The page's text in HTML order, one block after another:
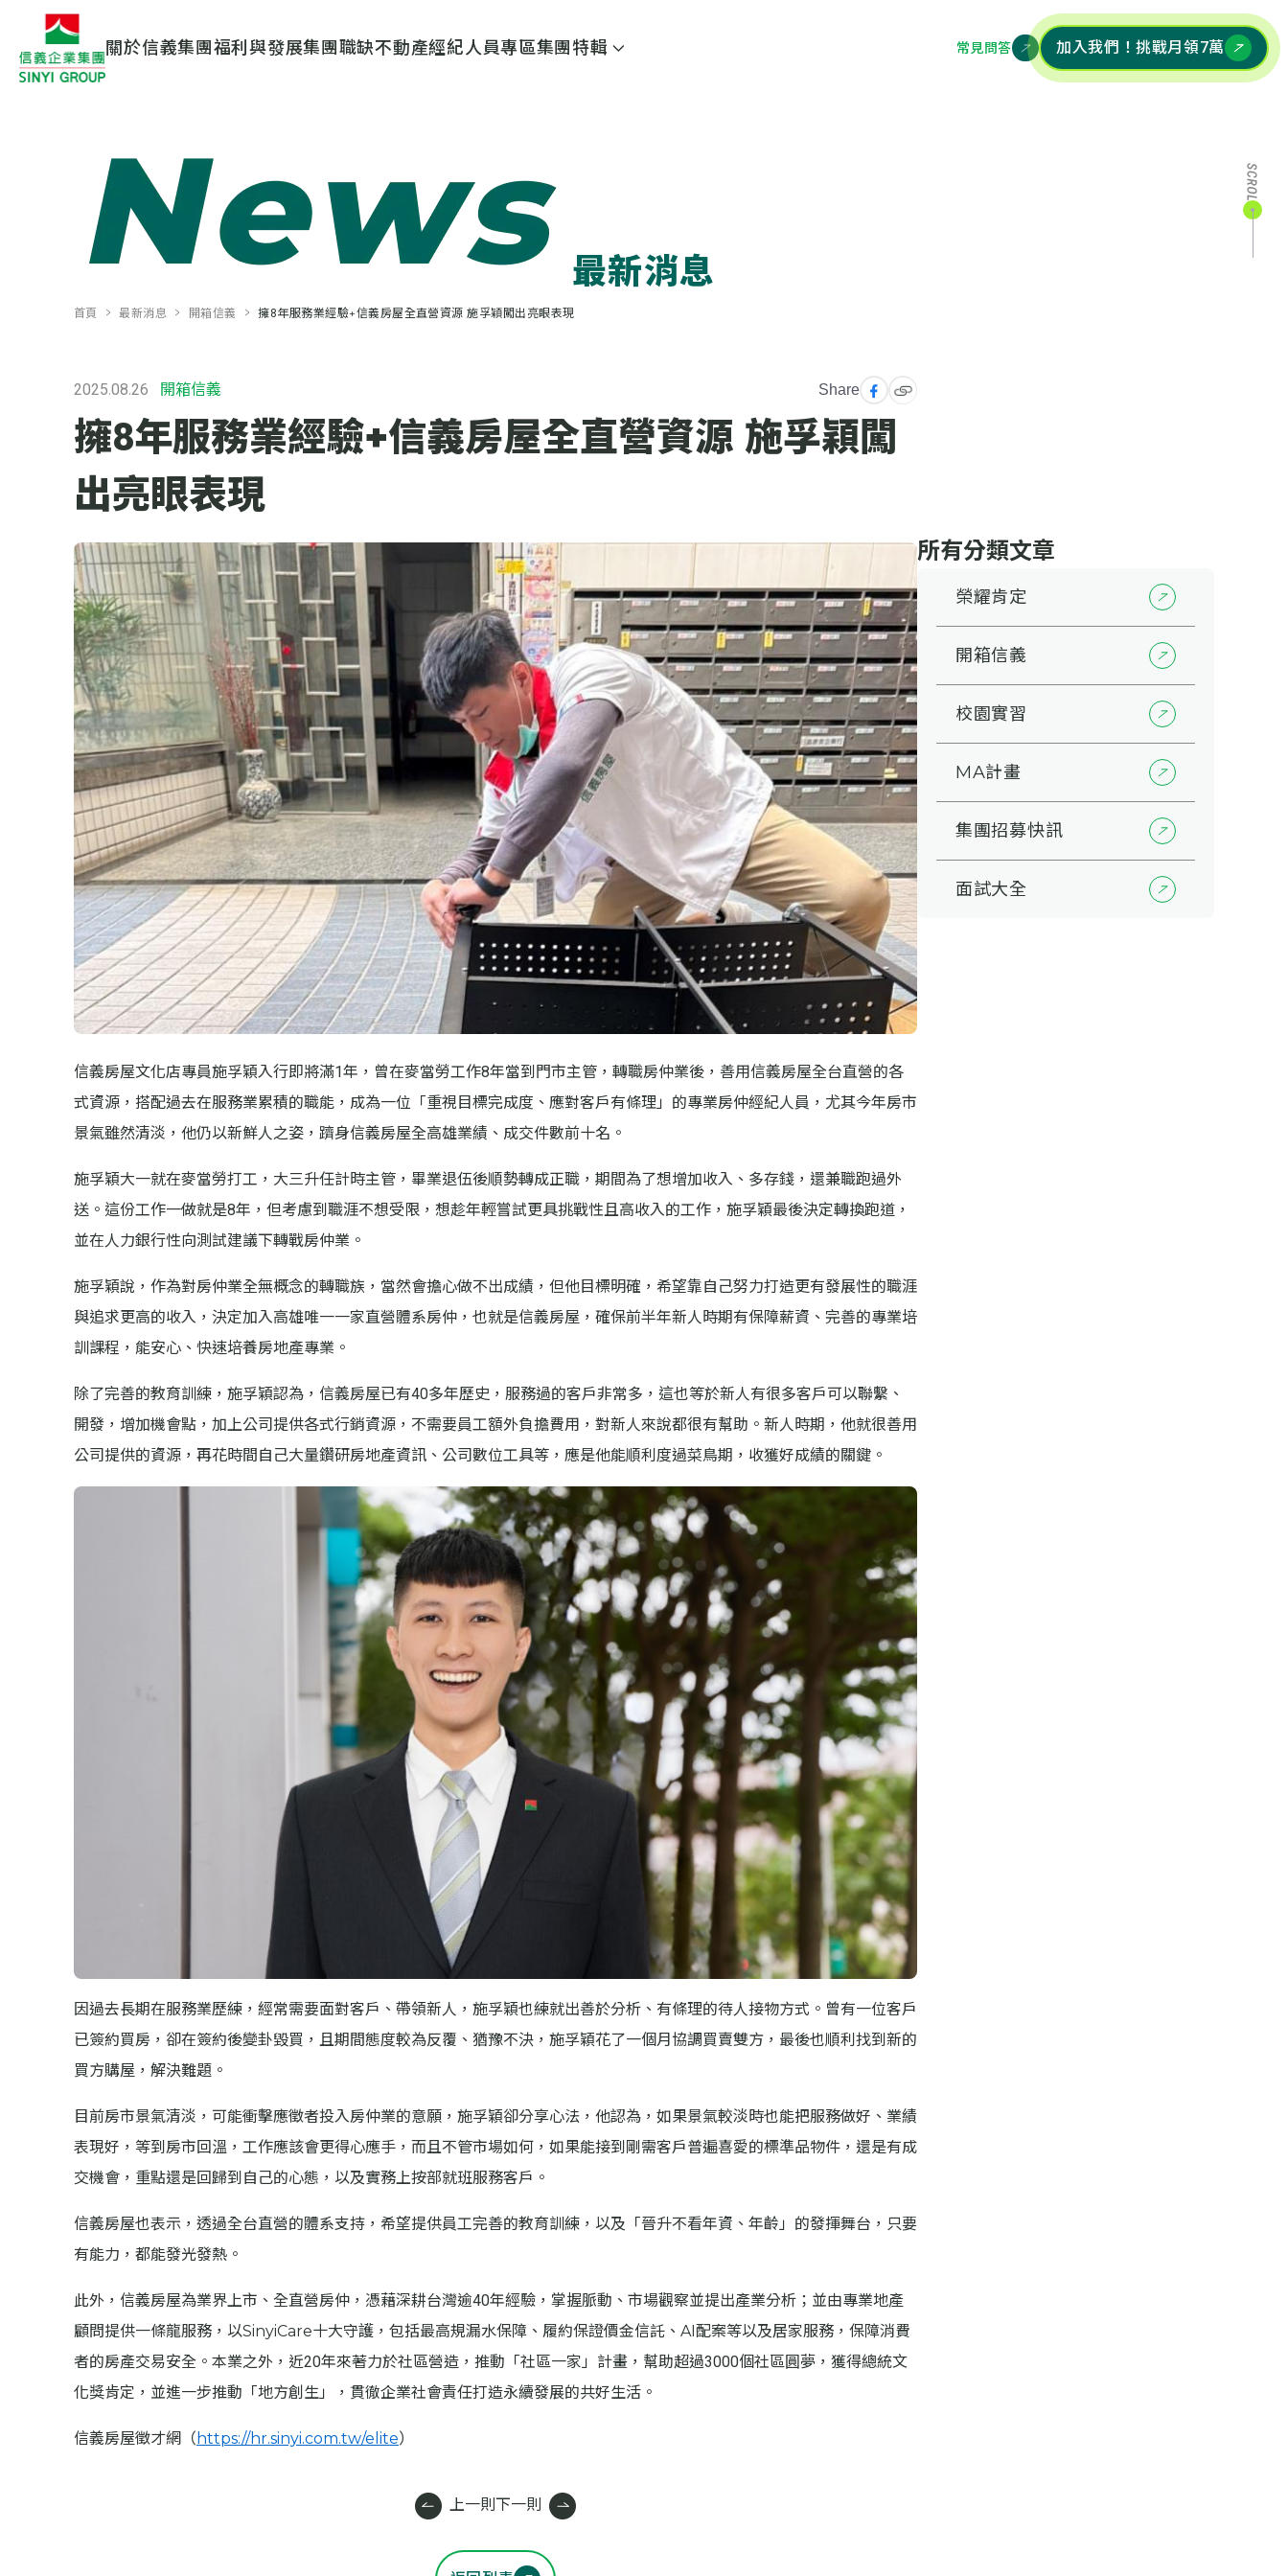
關於信義集團福利與發展集團職缺不動產經紀人員專區集團特輯 常見問答 加入我們！挑戰月領7萬
最新消息
首頁 最新消息 開箱信義 擁8年服務業經驗+信義房屋全直營資源 施孚穎闖出亮眼表現
2025.08.26 開箱信義 Share
擁8年服務業經驗+信義房屋全直營資源 施孚穎闖
出亮眼表現
信義房屋文化店專員施孚穎入行即將滿1年，曾在麥當勞工作8年當到門市主管，轉職房仲業後，善用信義房屋全台直營的各
式資源，搭配過去在服務業累積的職能，成為一位「重視目標完成度、應對客戶有條理」的專業房仲經紀人員，尤其今年房市
景氣雖然清淡，他仍以新鮮人之姿，躋身信義房屋全高雄業績、成交件數前十名。
施孚穎大一就在麥當勞打工，大三升任計時主管，畢業退伍後順勢轉成正職，期間為了想增加收入、多存錢，還兼職跑過外
送。這份工作一做就是8年，但考慮到職涯不想受限，想趁年輕嘗試更具挑戰性且高收入的工作，施孚穎最後決定轉換跑道，
並在人力銀行性向測試建議下轉戰房仲業。
施孚穎說，作為對房仲業全無概念的轉職族，當然會擔心做不出成績，但他目標明確，希望靠自己努力打造更有發展性的職涯
與追求更高的收入，決定加入高雄唯一一家直營體系房仲，也就是信義房屋，確保前半年新人時期有保障薪資、完善的專業培
訓課程，能安心、快速培養房地產專業。
除了完善的教育訓練，施孚穎認為，信義房屋已有40多年歷史，服務過的客戶非常多，這也等於新人有很多客戶可以聯繫、
開發，增加機會點，加上公司提供各式行銷資源，不需要員工額外負擔費用，對新人來說都很有幫助。新人時期，他就很善用
公司提供的資源，再花時間自己大量鑽研房地產資訊、公司數位工具等，應是他能順利度過菜鳥期，收獲好成績的關鍵。
因過去長期在服務業歷練，經常需要面對客戶、帶領新人，施孚穎也練就出善於分析、有條理的待人接物方式。曾有一位客戶
已簽約買房，卻在簽約後變卦毀買，且期間態度較為反覆、猶豫不決，施孚穎花了一個月協調買賣雙方，最後也順利找到新的
買方購屋，解決難題。
目前房市景氣清淡，可能衝擊應徵者投入房仲業的意願，施孚穎卻分享心法，他認為，如果景氣較淡時也能把服務做好、業績
表現好，等到房市回溫，工作應該會更得心應手，而且不管市場如何，如果能接到剛需客戶普遍喜愛的標準品物件，還是有成
交機會，重點還是回歸到自己的心態，以及實務上按部就班服務客戶。
信義房屋也表示，透過全台直營的體系支持，希望提供員工完善的教育訓練，以及「晉升不看年資、年齡」的發揮舞台，只要
有能力，都能發光發熱。
此外，信義房屋為業界上市、全直營房仲，憑藉深耕台灣逾40年經驗，掌握脈動、市場觀察並提出產業分析；並由專業地產
顧問提供一條龍服務，以SinyiCare十大守護，包括最高規漏水保障、履約保證價金信託、AI配案等以及居家服務，保障消費
者的房產交易安全。本業之外，近20年來著力於社區營造，推動「社區一家」計畫，幫助超過3000個社區圓夢，獲得總統文
化獎肯定，並進一步推動「地方創生」，貫徹企業社會責任打造永續發展的共好生活。
信義房屋徵才網（ https://hr.sinyi.com.tw/elite）
上一則下一則
所有分類文章
榮耀肯定
開箱信義
校園實習
MA計畫
集團招募快訊
面試大全